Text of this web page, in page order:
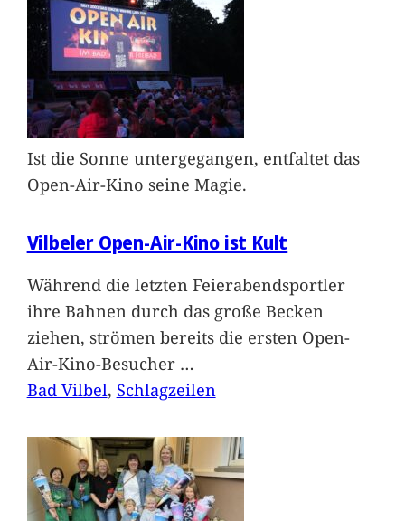
Ist die Sonne untergegangen, entfaltet das
Open-Air-Kino seine Magie.
Vilbeler Open-Air-Kino ist Kult
Während die letzten Feierabendsportler
ihre Bahnen durch das große Becken
ziehen, strömen bereits die ersten Open-
Air-Kino-Besucher …
Bad Vilbel, Schlagzeilen